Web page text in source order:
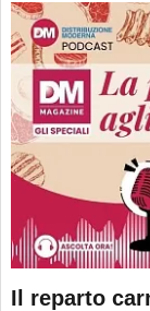
Il reparto